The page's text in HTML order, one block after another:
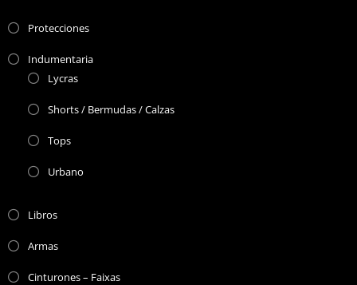
Protecciones
Indumentaria
Lycras
Shorts / Bermudas / Calzas
Tops
Urbano
Libros
Armas
Cinturones – Faixas